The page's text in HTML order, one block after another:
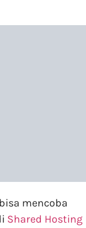
mencoba
Shared Hosting